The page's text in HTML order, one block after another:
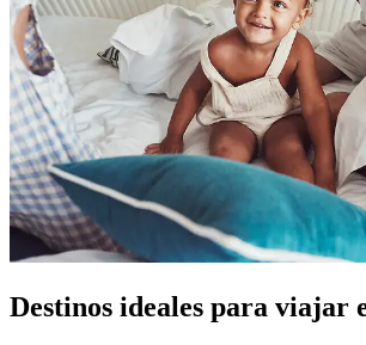
Destinos ideales para viajar